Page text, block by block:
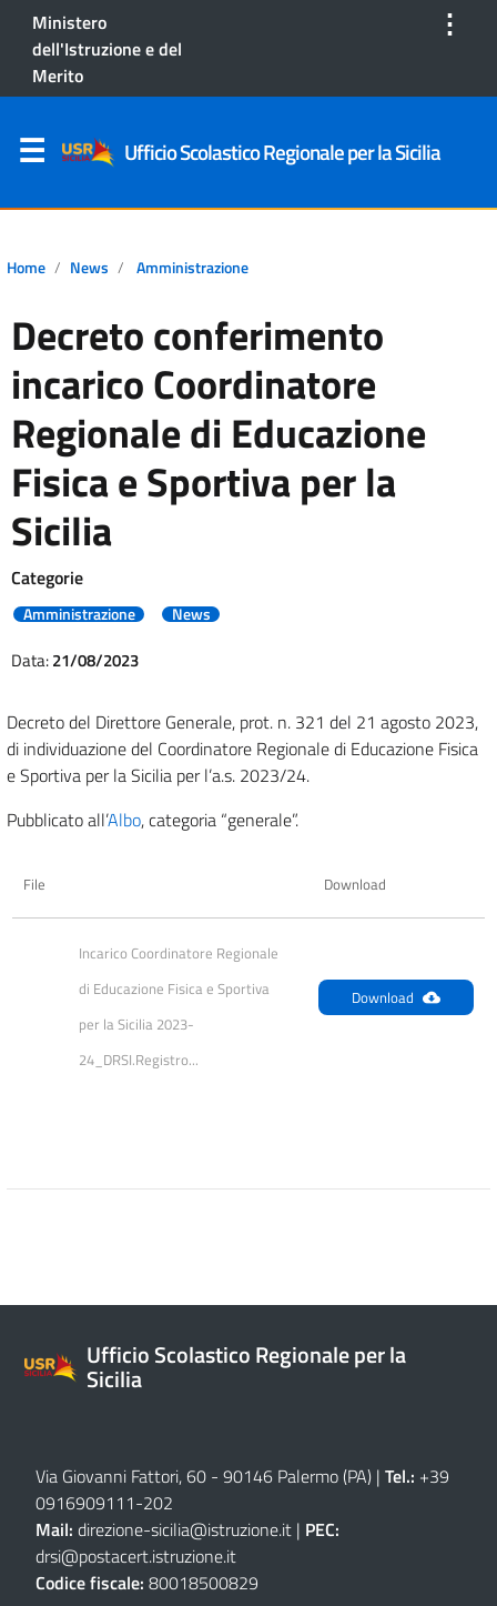
Ministero
dell'Istruzione e del
Merito
⋮
Ufficio Scolastico Regionale per la Sicilia
Home News Amministrazione
Decreto conferimento
incarico Coordinatore
Regionale di Educazione
Fisica e Sportiva per la
Sicilia
Categorie
Amministrazione News
Data:21/08/2023
Decreto del Direttore Generale, prot. n. 321 del 21 agosto 2023,
di individuazione del Coordinatore Regionale di Educazione Fisica
e Sportiva per la Sicilia per l’a.s. 2023/24.
Pubblicato all’Albo, categoria “generale”.
File Download
Incarico Coordinatore Regionale
di Educazione Fisica e Sportiva
per la Sicilia 2023-
24_DRSI.Registro...
Download
Ufficio Scolastico Regionale per la
Sicilia
Via Giovanni Fattori, 60 - 90146 Palermo (PA) | Tel.: +39
0916909111-202
Mail: direzione-sicilia@istruzione.it | PEC:
drsi@postacert.istruzione.it
Codice fiscale: 80018500829